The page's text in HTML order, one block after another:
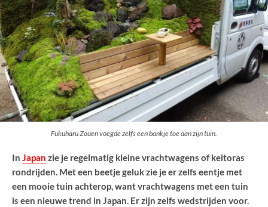
Fukuharu Zouen voegde zelfs een bankje toe aan zijn tuin.
In Japan zie je regelmatig kleine vrachtwagens of keitoras
rondrijden. Met een beetje geluk zie je er zelfs eentje met
een mooie tuin achterop, want vrachtwagens met een tuin
is een nieuwe trend in Japan. Er zijn zelfs wedstrijden voor.